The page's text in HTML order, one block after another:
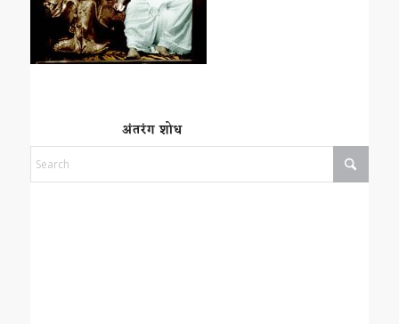
अंतरंग शोध